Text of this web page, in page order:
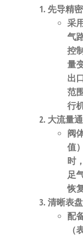
先导精
采
气
控
量
出
范
行
大流量
阀
值
时
足
恢
清晰表
配
（